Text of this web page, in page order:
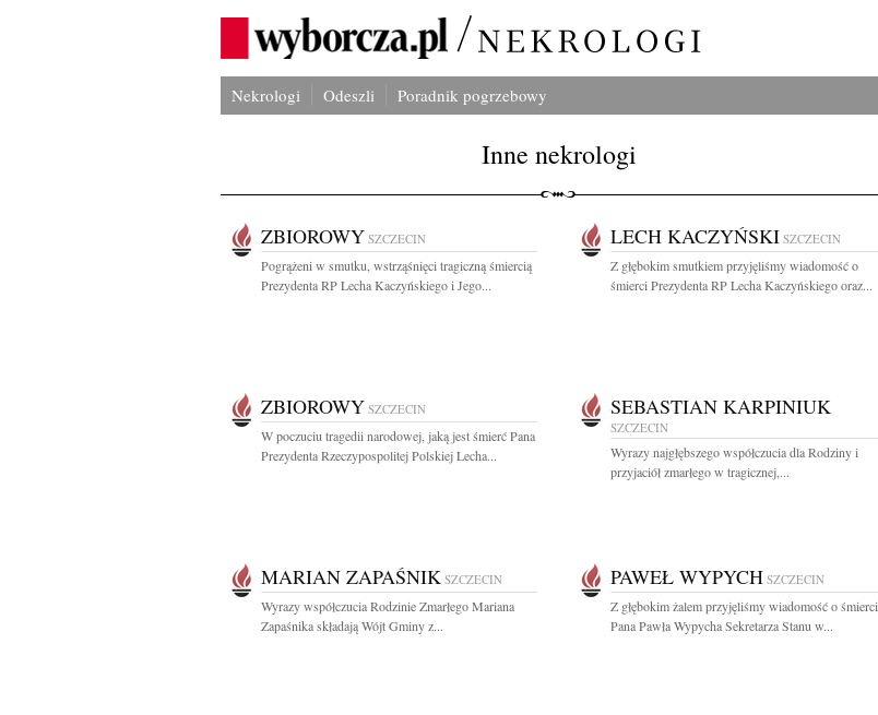
Nekrologi Odeszli Poradnik pogrzebowy
Inne nekrologi
ZBIOROWY SZCZECIN
Pogrążeni w smutku, wstrząśnięci tragiczną śmiercią
Prezydenta RP Lecha Kaczyńskiego i Jego...
LECH KACZYŃSKI SZCZECIN
Z głębokim smutkiem przyjęliśmy wiadomość o
śmierci Prezydenta RP Lecha Kaczyńskiego oraz...
ZBIOROWY SZCZECIN
W poczuciu tragedii narodowej, jaką jest śmierć Pana
Prezydenta Rzeczypospolitej Polskiej Lecha...
SEBASTIAN KARPINIUK
SZCZECIN
Wyrazy najgłębszego współczucia dla Rodziny i
przyjaciół zmarłego w tragicznej,...
MARIAN ZAPAŚNIK SZCZECIN
Wyrazy współczucia Rodzinie Zmarłego Mariana
Zapaśnika składają Wójt Gminy z...
PAWEŁ WYPYCH SZCZECIN
Z głębokim żalem przyjęliśmy wiadomość o śmierci
Pana Pawła Wypycha Sekretarza Stanu w...